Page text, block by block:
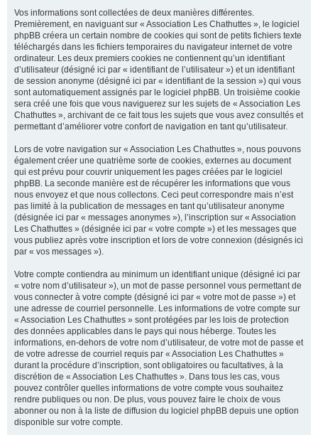
Vos informations sont collectées de deux manières différentes.
Premièrement, en naviguant sur « Association Les Chathuttes », le logiciel
phpBB créera un certain nombre de cookies qui sont de petits fichiers texte
téléchargés dans les fichiers temporaires du navigateur internet de votre
ordinateur. Les deux premiers cookies ne contiennent qu’un identifiant
d’utilisateur (désigné ici par « identifiant de l’utilisateur ») et un identifiant
de session anonyme (désigné ici par « identifiant de la session ») qui vous
sont automatiquement assignés par le logiciel phpBB. Un troisième cookie
sera créé une fois que vous naviguerez sur les sujets de « Association Les
Chathuttes », archivant de ce fait tous les sujets que vous avez consultés et
permettant d’améliorer votre confort de navigation en tant qu’utilisateur.
Lors de votre navigation sur « Association Les Chathuttes », nous pouvons
également créer une quatrième sorte de cookies, externes au document
qui est prévu pour couvrir uniquement les pages créées par le logiciel
phpBB. La seconde manière est de récupérer les informations que vous
nous envoyez et que nous collectons. Ceci peut correspondre mais n’est
pas limité à la publication de messages en tant qu’utilisateur anonyme
(désignée ici par « messages anonymes »), l’inscription sur « Association
Les Chathuttes » (désignée ici par « votre compte ») et les messages que
vous publiez après votre inscription et lors de votre connexion (désignés ici
par « vos messages »).
Votre compte contiendra au minimum un identifiant unique (désigné ici par
« votre nom d’utilisateur »), un mot de passe personnel vous permettant de
vous connecter à votre compte (désigné ici par « votre mot de passe ») et
une adresse de courriel personnelle. Les informations de votre compte sur
« Association Les Chathuttes » sont protégées par les lois de protection
des données applicables dans le pays qui nous héberge. Toutes les
informations, en-dehors de votre nom d’utilisateur, de votre mot de passe et
de votre adresse de courriel requis par « Association Les Chathuttes »
durant la procédure d’inscription, sont obligatoires ou facultatives, à la
discrétion de « Association Les Chathuttes ». Dans tous les cas, vous
pouvez contrôler quelles informations de votre compte vous souhaitez
rendre publiques ou non. De plus, vous pouvez faire le choix de vous
abonner ou non à la liste de diffusion du logiciel phpBB depuis une option
disponible sur votre compte.